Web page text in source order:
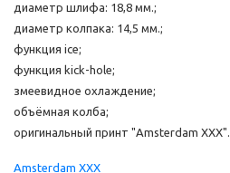
диаметр шлифа: 18,8 мм.;
диаметр колпака: 14,5 мм.;
функция ice;
функция kick-hole;
змеевидное охлаждение;
объёмная колба;
оригинальный принт "Amsterdam XXX".
Amsterdam XXX